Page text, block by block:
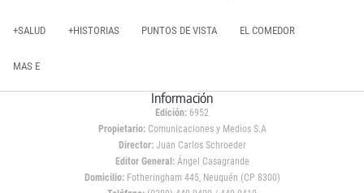
+SALUD +HISTORIAS PUNTOS DE VISTA EL COMEDOR
MAS E
Información
Edición: 6952
Propietario:Comunicaciones y Medios S.A
Director: Juan Carlos Schroeder
Editor General:Ángel Casagrande
Domicilio:Fotheringham 445, Neuquén (CP 8300)